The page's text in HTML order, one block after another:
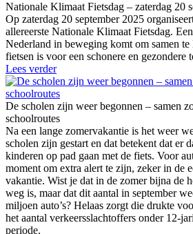
Nationale Klimaat Fietsdag – zaterdag 20
Op zaterdag 20 september 2025
allereerste Nationale Klimaat Fietsdag.
Nederland in beweging komt om samen
fietsen is voor een schonere en gezondere
Lees verder
De scholen zijn weer begonnen – samen
schoolroutes
Na een lange zomervakantie is het weer
scholen zijn gestart en dat betekent dat er
kinderen op pad gaan met de fiets. Voor
moment om extra alert te zijn, zeker in de
vakantie. Wist je dat in de zomer bijna de
weg is, maar dat dit aantal in september
miljoen auto’s? Helaas zorgt die drukte
het aantal verkeersslachtoffers onder 12-
periode.